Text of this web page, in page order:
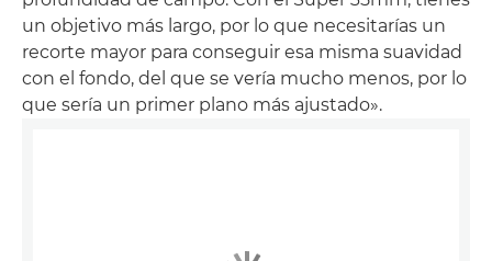
un objetivo más largo, por lo que necesitarías un
recorte mayor para conseguir esa misma suavidad
con el fondo, del que se vería mucho menos, por lo
que sería un primer plano más ajustado».